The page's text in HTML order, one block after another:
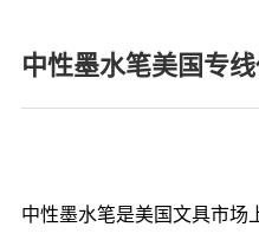
中性墨水笔美国专
中性墨水笔是美国文具市场